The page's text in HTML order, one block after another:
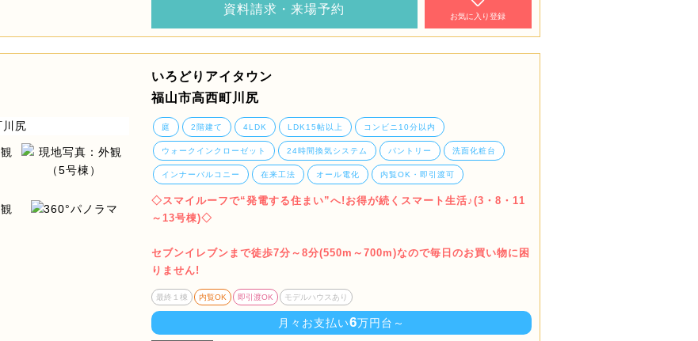
資料請求・来場予約
お気に入り登録
いろどりアイタウン
福山市高西町川尻
庭 2階建て 4LDK LDK15帖以上 コンビニ10分以内
ウォークインクローゼット 24時間換気システム パントリー 洗面化粧台
インナーバルコニー 在来工法 オール電化 内覧OK・即引渡可
◇スマイルーフで“発電する住まい”へ!お得が続くスマート生活♪(3・8・11
～13号棟)◇
セブンイレブンまで徒歩7分～8分(550m～700m)なので毎日のお買い物に困
りません!
最終１棟 内覧OK 即引渡OK モデルハウスあり
月々お支払い6万円台～